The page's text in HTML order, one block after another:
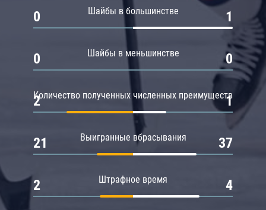
Шайбы в большинстве
0 1
Шайбы в меньшинстве
0 0
Количество полученных численных преимуществ
2 1
Выигранные вбрасывания
21 37
Штрафное время
2 4